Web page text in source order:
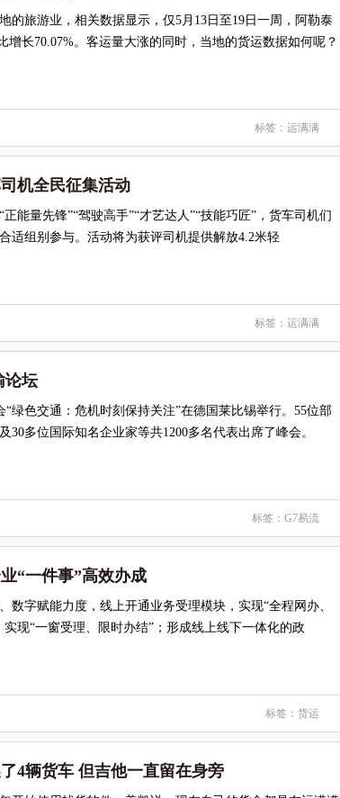
的旅游业，相关数据显示，仅5月13日至19日一周，阿勒泰
增长70.07%。客运量大涨的同时，当地的货运数据如何呢？
标签： 运满满
机全民征集活动
能量先锋”“驾驶高手”“才艺达人”“技能巧匠”，货车司机们
适组别参与。活动将为获评司机提供解放4.2米轻
标签： 运满满
论坛
“绿色交通：危机时刻保持关注”在德国莱比锡举行。55位部
30多位国际知名企业家等共1200多名代表出席了峰会。
标签： G7易流
“一件事”高效办成
数字赋能力度，线上开通业务受理模块，实现“全程网办、
现“一窗受理、限时办结”；形成线上线下一体化的政
标签： 货运
4辆货车 但吉他一直留在身旁